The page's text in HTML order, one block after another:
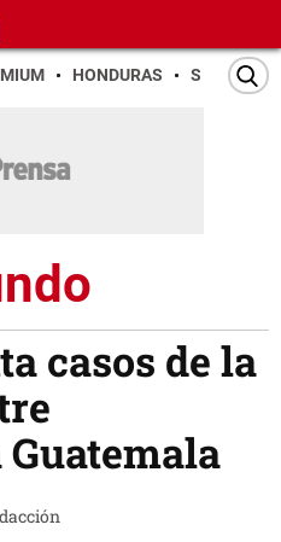
HONDURAS SAN PEDRO
casos de la